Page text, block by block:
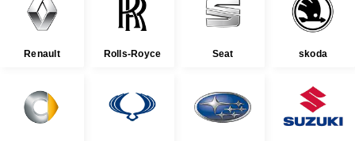
Renault Rolls-Royce Seat skoda